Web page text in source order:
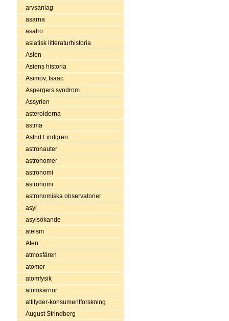
arvsanlag
asarna
asatro
asiatisk litteraturhistoria
Asien
Asiens historia
Asimov, Isaac
Aspergers syndrom
Assyrien
asteroiderna
astma
Astrid Lindgren
astronauter
astronomer
astronomi
astronomi
astronomiska observatorier
asyl
asylsökande
ateism
Aten
atmosfären
atomer
atomfysik
atomkärnor
attityder-konsumentforskning
August Strindberg